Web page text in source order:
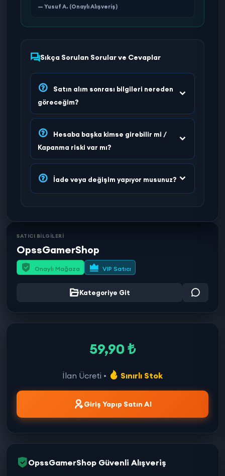
— Yusuf A. (Onaylı Alışveriş)
Sıkça Sorulan Sorular ve Cevaplar
Satın alım sonrası bilgileri nereden
göreceğim?
Hesaba başka kimse girebilir mi /
Kapanma riski var mı?
İade veya değişim yapıyor musunuz?
SATICI BİLGİLERİ
OpssGamerShop
Onaylı Mağaza VIP Satıcı
Kategoriye Git
59,90 ₺
İlan Ücreti • Sınırlı Stok
Giriş Yapıp Satın Al
OpssGamerShop Güvenli Alışveriş